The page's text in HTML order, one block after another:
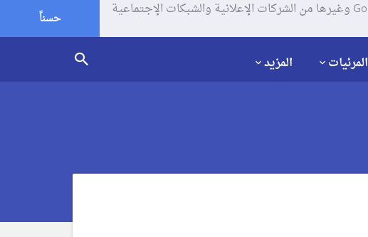
يستخدم موقعنا ملفات تعريف الإرتباط (الكوكيز) لتحليل زياراتك وإستخدامك للموقع و تتم مشاركة بعض المعلومات مع Google وغيرها من الشركات الإعلانية والشبكات الإجتماعية
حسناً
المرئيات المزيد